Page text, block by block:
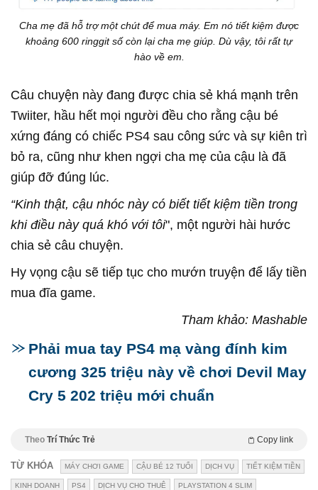
Cha mẹ đã hỗ trợ một chút để mua máy. Em nó tiết kiệm được
khoảng 600 ringgit số còn lại cha mẹ giúp. Dù vậy, tôi rất tự
hào về em.
Câu chuyện này đang được chia sẻ khá mạnh trên
Twiiter, hầu hết mọi người đều cho rằng cậu bé
xứng đáng có chiếc PS4 sau công sức và sự kiên trì
bỏ ra, cũng như khen ngợi cha mẹ của cậu là đã
giúp đỡ đúng lúc.
“Kinh thật, cậu nhóc này có biết tiết kiệm tiền trong
khi điều này quá khó với tôi", một người hài hước
chia sẻ câu chuyện.
Hy vọng cậu sẽ tiếp tục cho mướn truyện để lấy tiền
mua đĩa game.
Tham khảo: Mashable
Phải mua tay PS4 mạ vàng đính kim
cương 325 triệu này về chơi Devil May
Cry 5 202 triệu mới chuẩn
Theo Trí Thức Trẻ Copy link
TỪ KHÓA MÁY CHƠI GAME CẬU BÉ 12 TUỔI DỊCH VỤ TIẾT KIỆM TIỀN
KINH DOANH PS4 DỊCH VỤ CHO THUÊ PLAYSTATION 4 SLIM